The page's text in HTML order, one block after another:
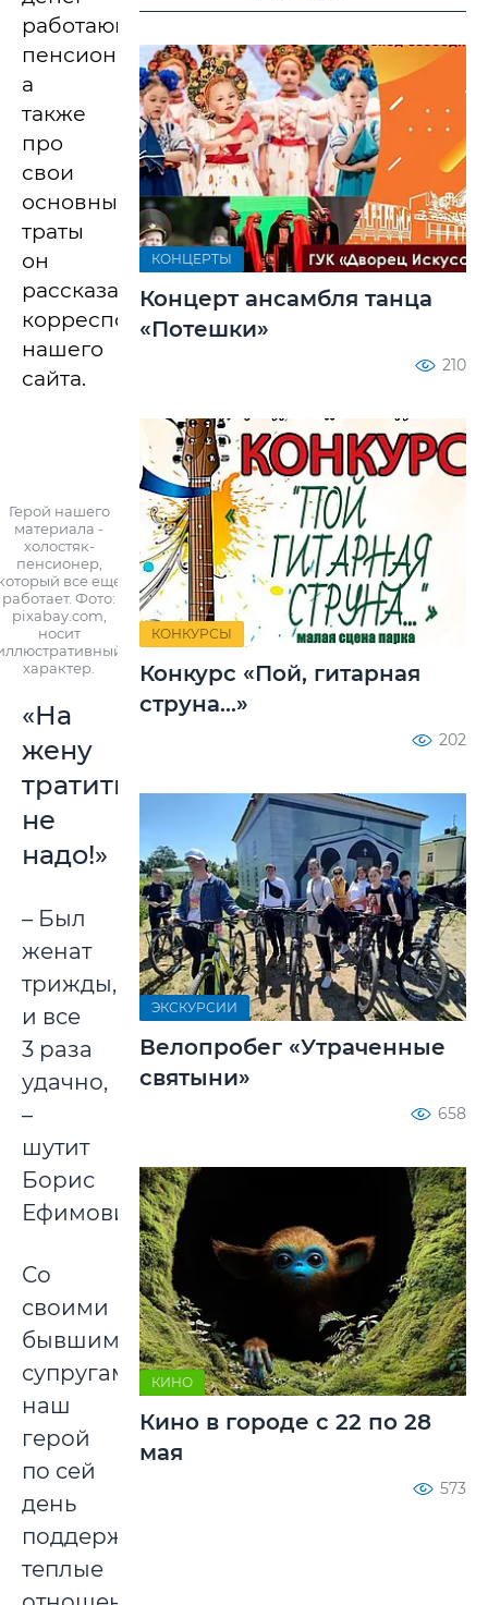
работающему
пенсионеру,
а
также
про
свои
основные
траты
он
рассказал
корреспонденту
нашего
сайта.
Герой нашего
материала -
холостяк-
пенсионер,
все еще
работает. Фото:
pixabay.com,
носит
характер.
«На
жену
тратиться
не
надо!»
– Был
женат
трижды,
и все
3 раза
удачно,
–
шутит
Борис
Ефимович.
Со
своими
бывшими
супругами
наш
герой
по сей
день
поддерживает
теплые
КОНЦЕРТЫ
Концерт ансамбля танца
«Потешки»
210
КОНКУРСЫ
Конкурс «Пой, гитарная
струна...»
202
ЭКСКУРСИИ
Велопробег «Утраченные
святыни»
658
КИНО
Кино в городе с 22 по 28
мая
573